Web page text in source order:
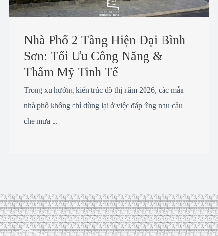
Nhà Phố 2 Tầng Hiện Đại Bình
Sơn: Tối Ưu Công Năng &
Thẩm Mỹ Tinh Tế
Trong xu hướng kiến trúc đô thị năm 2026, các mẫu
nhà phố không chỉ dừng lại ở việc đáp ứng nhu cầu
che mưa ...